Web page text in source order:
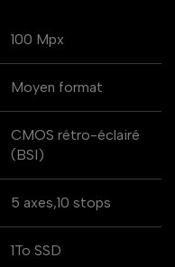
100 Mpx
Moyen format
CMOS rétro-éclairé
(BSI)
5 axes,10 stops
1To SSD